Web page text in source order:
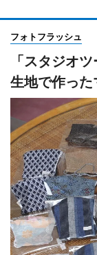
フォトフラッシュ
「スタジオ
生地で作った